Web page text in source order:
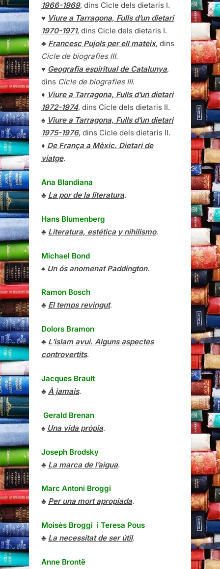
1966-1969, dins Cicle dels dietaris I.
♥ Viure a Tarragona, Fulls d’un dietari
1970-1971, dins Cicle dels dietaris I.
♣ Francesc Pujols per ell mateix, dins
Cicle de biografies III.
♥ Geografia espiritual de Catalunya,
dins Cicle de biografies III.
♦ Viure a Tarragona, Fulls d’un dietari
1972-1974, dins Cicle dels dietaris II.
♠ Viure a Tarragona, Fulls d’un dietari
1975-1976, dins Cicle dels dietaris II.
♦ De França a Mèxic. Dietari de
viatge.
Ana Blandiana
♣ La por de la literatura.
Hans Blumenberg
♣ Literatura, estética y nihilismo.
Michael Bond
♠ Un ós anomenat Paddington.
Ramon Bosch
♣ El temps revingut.
Dolors Bramon
♣ L’islam avui. Alguns aspectes
controvertits.
Jacques Brault
♣ À jamais.
Gerald Brenan
♠ Una vida pròpia.
Joseph Brodsky
♣ La marca de l’aigua.
Marc Antoni Broggi
♣ Per una mort apropiada.
Moisès Broggi i Teresa Pous
♣ La necessitat de ser útil.
Anne Brontë